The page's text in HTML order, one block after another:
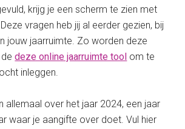
krijg je een scherm te zien met
vragen heb jij al eerder gezien, bij
jouw jaarruimte. Zo worden deze
dedeze online jaarruimte tool om te
inleggen.
allemaal over het jaar 2024, een jaar
waar je aangifte over doet. Vul hier